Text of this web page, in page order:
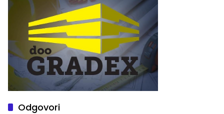
Odgovori